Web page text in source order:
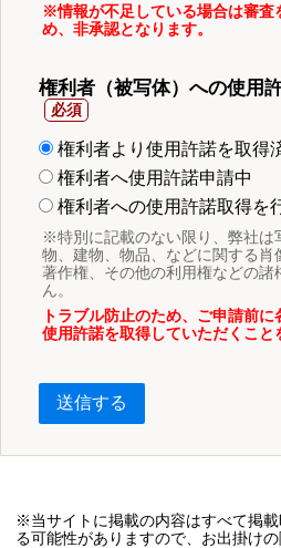
※情報が不足している場合は審査
め、非承認となります。
権利者（被写体）への使用
権利者より使用許諾を取得
権利者へ使用許諾申請中
権利者への使用許諾取得を
※特別に記載のない限り、弊社は
物、建物、物品、などに関する肖
著作権、その他の利用権などの諸
ん。
トラブル防止のため、ご申請前
使用許諾を取得していただくこと
送信する
※当サイトに掲載の内容はすべて掲
る可能性がありますので、お出掛け